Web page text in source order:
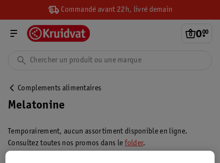
Commandé avant 22h, livré demain
0.
00
Complements alimentaires
Melatonine
Temporairement, aucun assortiment disponible en ligne.
Consultez toutes nos promos dans le folder.